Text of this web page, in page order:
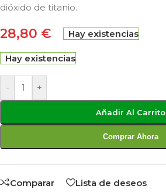
dióxido de titanio.
28,80 € Hay existencias
Hay existencias
- +
Añadir Al Carrito
Comprar Ahora
Comparar Lista de deseos